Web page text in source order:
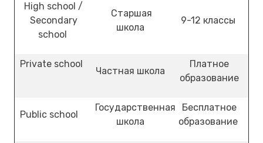
High school /
Secondary
school
Старшая
школа
9-12 классы
Private school
Частная школа
Платное
образование
Public school
Государственная
школа
Бесплатное
образование